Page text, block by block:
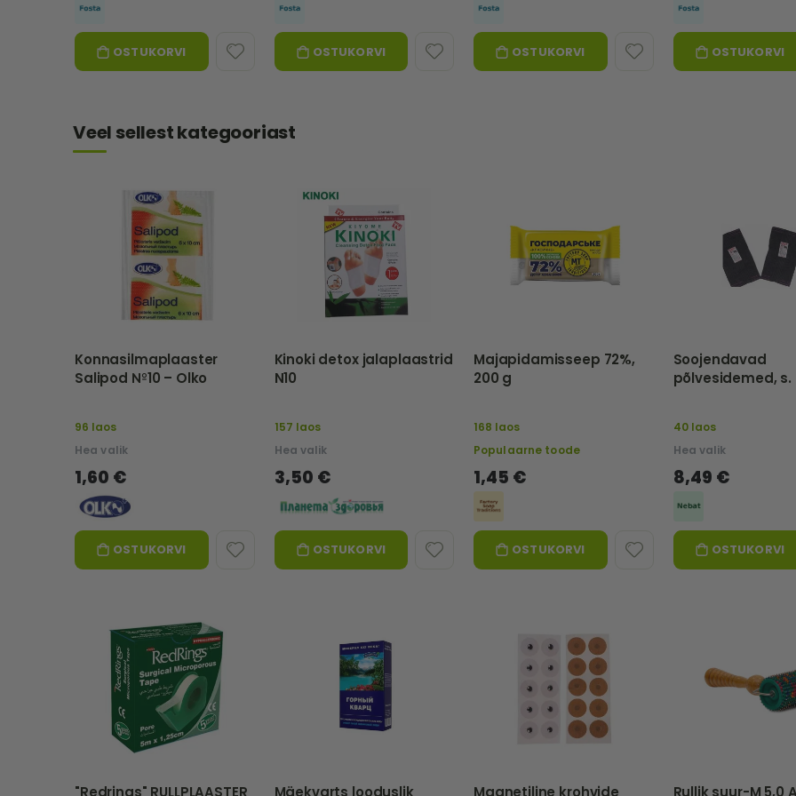
OSTUKORVI OSTUKORVI OSTUKORVI OSTUKORVI
Veel sellest kategooriast
Konnasilmaplaaster
Salipod №10 – Olko
96 laos
Hea valik
1,60 €
OSTUKORVI
Kinoki detox jalaplaastrid
N10
157 laos
Hea valik
3,50 €
OSTUKORVI
Majapidamisseep 72%,
200 g
168 laos
Populaarne toode
1,45 €
OSTUKORVI
Soojendavad
põlvesidemed, s.
40 laos
Hea valik
8,49 €
OSTUKORVI
"Redrings" RULLPLAASTER Mäekvarts looduslik Magnetiline krohvide Rullik suur-M 5,0